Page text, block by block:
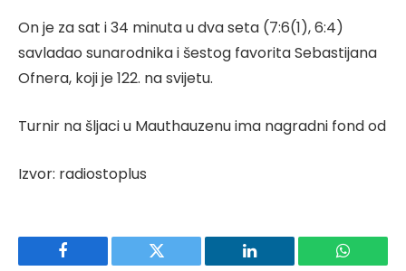
On je za sat i 34 minuta u dva seta (7:6(1), 6:4)
savladao sunarodnika i šestog favorita Sebastijana
Ofnera, koji je 122. na svijetu.
Turnir na šljaci u Mauthauzenu ima nagradni fond od
Izvor: radiostoplus
Facebook Twitter LinkedIn